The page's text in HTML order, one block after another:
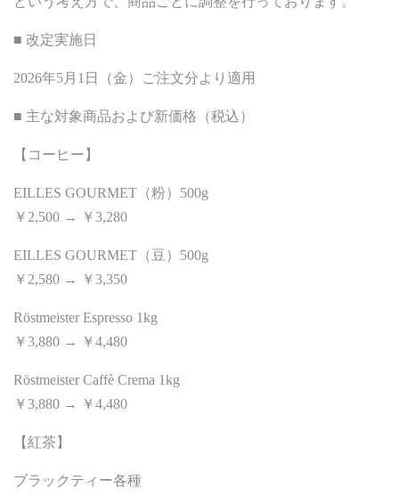
■ 改定実施日
2026年5月1日（金）ご注文分より適用
■ 主な対象商品および新価格（税込）
【コーヒー】
EILLES GOURMET（粉）500g
￥2,500 → ￥3,280
EILLES GOURMET（豆）500g
￥2,580 → ￥3,350
Röstmeister Espresso 1kg
￥3,880 → ￥4,480
Röstmeister Caffè Crema 1kg
￥3,880 → ￥4,480
【紅茶】
ブラックティー各種